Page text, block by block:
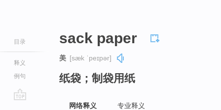
目录
释义
例句
sack paper
美 [sæk ˈpeɪpər]
纸袋；制袋用纸
网络释义 专业释义